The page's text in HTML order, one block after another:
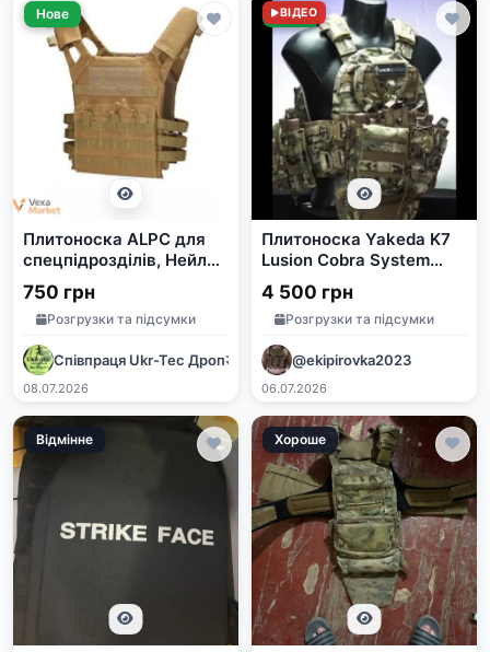
Нове
Плитоноска ALPC для
спецпідрозділів, Нейлон
1000D
750 грн
Розгрузки та підсумки
Співпраця Ukr-Tec Дроп🤝
08.07.2026
Нове
ВІДЕО
Плитоноска Yakeda K7
Lusion Cobra System
Multicam
4 500 грн
Розгрузки та підсумки
@ekipirovka2023
06.07.2026
Відмінне Хороше